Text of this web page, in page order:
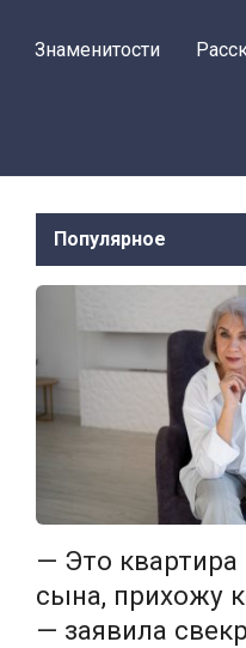
Знаменитости
Популярное
— Это квартира
сына, прихожу
— заявила